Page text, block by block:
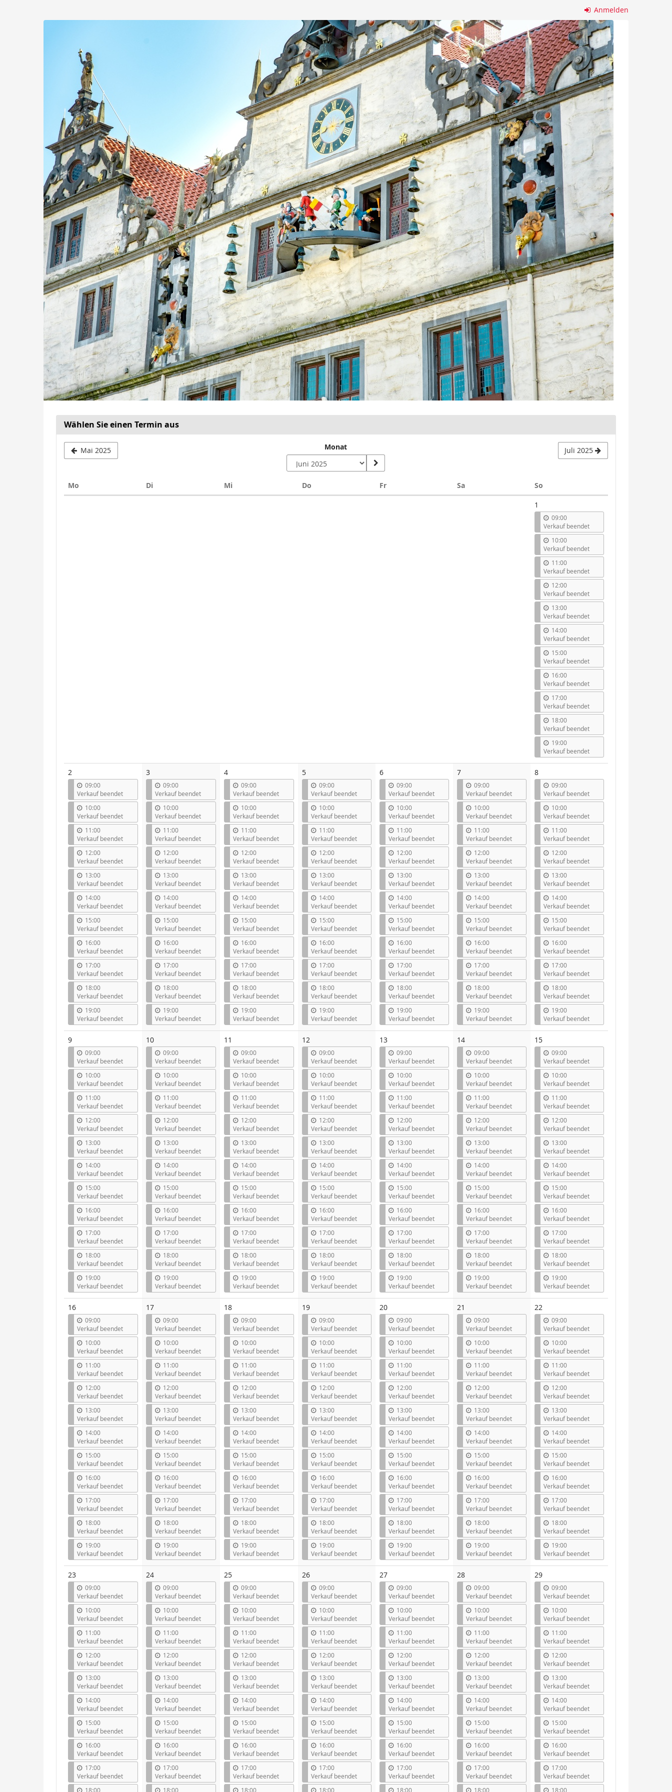
Anmelden
Wählen Sie einen Termin aus
Mai 2025 Monat Juli 2025
Mo DiDienstag MiMittwoch Do FrFreitag SaSamstag So
1
09:00
Verkauf beendet
10:00
Verkauf beendet
11:00
Verkauf beendet
12:00
Verkauf beendet
13:00
Verkauf beendet
14:00
Verkauf beendet
15:00
Verkauf beendet
16:00
Verkauf beendet
17:00
Verkauf beendet
18:00
Verkauf beendet
19:00
Verkauf beendet
2
09:00
Verkauf beendet
10:00
Verkauf beendet
11:00
Verkauf beendet
12:00
Verkauf beendet
13:00
Verkauf beendet
14:00
Verkauf beendet
15:00
Verkauf beendet
16:00
Verkauf beendet
17:00
Verkauf beendet
18:00
Verkauf beendet
19:00
Verkauf beendet
3
09:00
Verkauf beendet
10:00
Verkauf beendet
11:00
Verkauf beendet
12:00
Verkauf beendet
13:00
Verkauf beendet
14:00
Verkauf beendet
15:00
Verkauf beendet
16:00
Verkauf beendet
17:00
Verkauf beendet
18:00
Verkauf beendet
19:00
Verkauf beendet
4
09:00
Verkauf beendet
10:00
Verkauf beendet
11:00
Verkauf beendet
12:00
Verkauf beendet
13:00
Verkauf beendet
14:00
Verkauf beendet
15:00
Verkauf beendet
16:00
Verkauf beendet
17:00
Verkauf beendet
18:00
Verkauf beendet
19:00
Verkauf beendet
5
09:00
Verkauf beendet
10:00
Verkauf beendet
11:00
Verkauf beendet
12:00
Verkauf beendet
13:00
Verkauf beendet
14:00
Verkauf beendet
15:00
Verkauf beendet
16:00
Verkauf beendet
17:00
Verkauf beendet
18:00
Verkauf beendet
19:00
Verkauf beendet
6
09:00
Verkauf beendet
10:00
Verkauf beendet
11:00
Verkauf beendet
12:00
Verkauf beendet
13:00
Verkauf beendet
14:00
Verkauf beendet
15:00
Verkauf beendet
16:00
Verkauf beendet
17:00
Verkauf beendet
18:00
Verkauf beendet
19:00
Verkauf beendet
7
09:00
Verkauf beendet
10:00
Verkauf beendet
11:00
Verkauf beendet
12:00
Verkauf beendet
13:00
Verkauf beendet
14:00
Verkauf beendet
15:00
Verkauf beendet
16:00
Verkauf beendet
17:00
Verkauf beendet
18:00
Verkauf beendet
19:00
Verkauf beendet
8
09:00
Verkauf beendet
10:00
Verkauf beendet
11:00
Verkauf beendet
12:00
Verkauf beendet
13:00
Verkauf beendet
14:00
Verkauf beendet
15:00
Verkauf beendet
16:00
Verkauf beendet
17:00
Verkauf beendet
18:00
Verkauf beendet
19:00
Verkauf beendet
9
09:00
Verkauf beendet
10:00
Verkauf beendet
11:00
Verkauf beendet
12:00
Verkauf beendet
13:00
Verkauf beendet
14:00
Verkauf beendet
15:00
Verkauf beendet
16:00
Verkauf beendet
17:00
Verkauf beendet
18:00
Verkauf beendet
19:00
Verkauf beendet
10
09:00
Verkauf beendet
10:00
Verkauf beendet
11:00
Verkauf beendet
12:00
Verkauf beendet
13:00
Verkauf beendet
14:00
Verkauf beendet
15:00
Verkauf beendet
16:00
Verkauf beendet
17:00
Verkauf beendet
18:00
Verkauf beendet
19:00
Verkauf beendet
11
09:00
Verkauf beendet
10:00
Verkauf beendet
11:00
Verkauf beendet
12:00
Verkauf beendet
13:00
Verkauf beendet
14:00
Verkauf beendet
15:00
Verkauf beendet
16:00
Verkauf beendet
17:00
Verkauf beendet
18:00
Verkauf beendet
19:00
Verkauf beendet
12
09:00
Verkauf beendet
10:00
Verkauf beendet
11:00
Verkauf beendet
12:00
Verkauf beendet
13:00
Verkauf beendet
14:00
Verkauf beendet
15:00
Verkauf beendet
16:00
Verkauf beendet
17:00
Verkauf beendet
18:00
Verkauf beendet
19:00
Verkauf beendet
13
09:00
Verkauf beendet
10:00
Verkauf beendet
11:00
Verkauf beendet
12:00
Verkauf beendet
13:00
Verkauf beendet
14:00
Verkauf beendet
15:00
Verkauf beendet
16:00
Verkauf beendet
17:00
Verkauf beendet
18:00
Verkauf beendet
19:00
Verkauf beendet
14
09:00
Verkauf beendet
10:00
Verkauf beendet
11:00
Verkauf beendet
12:00
Verkauf beendet
13:00
Verkauf beendet
14:00
Verkauf beendet
15:00
Verkauf beendet
16:00
Verkauf beendet
17:00
Verkauf beendet
18:00
Verkauf beendet
19:00
Verkauf beendet
15
09:00
Verkauf beendet
10:00
Verkauf beendet
11:00
Verkauf beendet
12:00
Verkauf beendet
13:00
Verkauf beendet
14:00
Verkauf beendet
15:00
Verkauf beendet
16:00
Verkauf beendet
17:00
Verkauf beendet
18:00
Verkauf beendet
19:00
Verkauf beendet
16
09:00
Verkauf beendet
10:00
Verkauf beendet
11:00
Verkauf beendet
12:00
Verkauf beendet
13:00
Verkauf beendet
14:00
Verkauf beendet
15:00
Verkauf beendet
16:00
Verkauf beendet
17:00
Verkauf beendet
18:00
Verkauf beendet
19:00
Verkauf beendet
17
09:00
Verkauf beendet
10:00
Verkauf beendet
11:00
Verkauf beendet
12:00
Verkauf beendet
13:00
Verkauf beendet
14:00
Verkauf beendet
15:00
Verkauf beendet
16:00
Verkauf beendet
17:00
Verkauf beendet
18:00
Verkauf beendet
19:00
Verkauf beendet
18
09:00
Verkauf beendet
10:00
Verkauf beendet
11:00
Verkauf beendet
12:00
Verkauf beendet
13:00
Verkauf beendet
14:00
Verkauf beendet
15:00
Verkauf beendet
16:00
Verkauf beendet
17:00
Verkauf beendet
18:00
Verkauf beendet
19:00
Verkauf beendet
19
09:00
Verkauf beendet
10:00
Verkauf beendet
11:00
Verkauf beendet
12:00
Verkauf beendet
13:00
Verkauf beendet
14:00
Verkauf beendet
15:00
Verkauf beendet
16:00
Verkauf beendet
17:00
Verkauf beendet
18:00
Verkauf beendet
19:00
Verkauf beendet
20
09:00
Verkauf beendet
10:00
Verkauf beendet
11:00
Verkauf beendet
12:00
Verkauf beendet
13:00
Verkauf beendet
14:00
Verkauf beendet
15:00
Verkauf beendet
16:00
Verkauf beendet
17:00
Verkauf beendet
18:00
Verkauf beendet
19:00
Verkauf beendet
21
09:00
Verkauf beendet
10:00
Verkauf beendet
11:00
Verkauf beendet
12:00
Verkauf beendet
13:00
Verkauf beendet
14:00
Verkauf beendet
15:00
Verkauf beendet
16:00
Verkauf beendet
17:00
Verkauf beendet
18:00
Verkauf beendet
19:00
Verkauf beendet
22
09:00
Verkauf beendet
10:00
Verkauf beendet
11:00
Verkauf beendet
12:00
Verkauf beendet
13:00
Verkauf beendet
14:00
Verkauf beendet
15:00
Verkauf beendet
16:00
Verkauf beendet
17:00
Verkauf beendet
18:00
Verkauf beendet
19:00
Verkauf beendet
23
09:00
Verkauf beendet
10:00
Verkauf beendet
11:00
Verkauf beendet
12:00
Verkauf beendet
13:00
Verkauf beendet
14:00
Verkauf beendet
15:00
Verkauf beendet
16:00
Verkauf beendet
17:00
Verkauf beendet
18:00
24
09:00
Verkauf beendet
10:00
Verkauf beendet
11:00
Verkauf beendet
12:00
Verkauf beendet
13:00
Verkauf beendet
14:00
Verkauf beendet
15:00
Verkauf beendet
16:00
Verkauf beendet
17:00
Verkauf beendet
18:00
25
09:00
Verkauf beendet
10:00
Verkauf beendet
11:00
Verkauf beendet
12:00
Verkauf beendet
13:00
Verkauf beendet
14:00
Verkauf beendet
15:00
Verkauf beendet
16:00
Verkauf beendet
17:00
Verkauf beendet
18:00
26
09:00
Verkauf beendet
10:00
Verkauf beendet
11:00
Verkauf beendet
12:00
Verkauf beendet
13:00
Verkauf beendet
14:00
Verkauf beendet
15:00
Verkauf beendet
16:00
Verkauf beendet
17:00
Verkauf beendet
18:00
27
09:00
Verkauf beendet
10:00
Verkauf beendet
11:00
Verkauf beendet
12:00
Verkauf beendet
13:00
Verkauf beendet
14:00
Verkauf beendet
15:00
Verkauf beendet
16:00
Verkauf beendet
17:00
Verkauf beendet
18:00
28
09:00
Verkauf beendet
10:00
Verkauf beendet
11:00
Verkauf beendet
12:00
Verkauf beendet
13:00
Verkauf beendet
14:00
Verkauf beendet
15:00
Verkauf beendet
16:00
Verkauf beendet
17:00
Verkauf beendet
18:00
29
09:00
Verkauf beendet
10:00
Verkauf beendet
11:00
Verkauf beendet
12:00
Verkauf beendet
13:00
Verkauf beendet
14:00
Verkauf beendet
15:00
Verkauf beendet
16:00
Verkauf beendet
17:00
Verkauf beendet
18:00